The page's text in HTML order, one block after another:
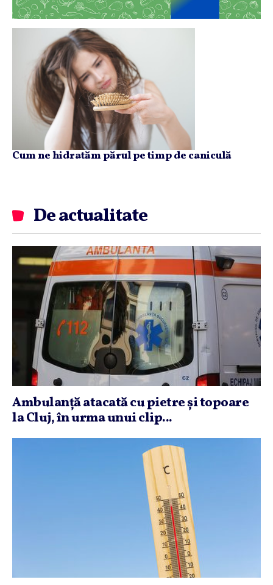
Cum ne hidratăm părul pe timp de caniculă
De actualitate
Ambulanţă atacată cu pietre şi topoare
la Cluj, în urma unui clip...